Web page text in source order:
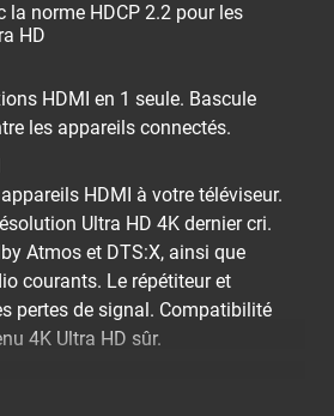
la norme HDCP 2.2 pour les
HD
HDMI en 1 seule. Bascule
les appareils connectés.
HDMI à votre téléviseur.
Ultra HD 4K dernier cri.
Atmos et DTS:X, ainsi que
courants. Le répétiteur et
pertes de signal. Compatibilité
4K Ultra HD sûr.